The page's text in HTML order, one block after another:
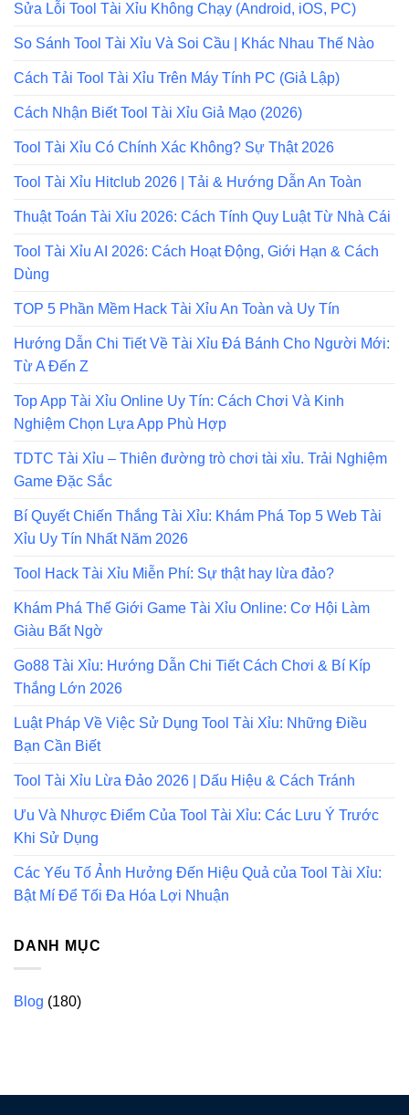
Sửa Lỗi Tool Tài Xỉu Không Chạy (Android, iOS, PC)
So Sánh Tool Tài Xỉu Và Soi Cầu | Khác Nhau Thế Nào
Cách Tải Tool Tài Xỉu Trên Máy Tính PC (Giả Lập)
Cách Nhận Biết Tool Tài Xỉu Giả Mạo (2026)
Tool Tài Xỉu Có Chính Xác Không? Sự Thật 2026
Tool Tài Xỉu Hitclub 2026 | Tải & Hướng Dẫn An Toàn
Thuật Toán Tài Xỉu 2026: Cách Tính Quy Luật Từ Nhà Cái
Tool Tài Xỉu AI 2026: Cách Hoạt Động, Giới Hạn & Cách
Dùng
TOP 5 Phần Mềm Hack Tài Xỉu An Toàn và Uy Tín
Hướng Dẫn Chi Tiết Về Tài Xỉu Đá Bánh Cho Người Mới:
Từ A Đến Z
Top App Tài Xỉu Online Uy Tín: Cách Chơi Và Kinh
Nghiệm Chọn Lựa App Phù Hợp
TDTC Tài Xỉu – Thiên đường trò chơi tài xỉu. Trải Nghiệm
Game Đặc Sắc
Bí Quyết Chiến Thắng Tài Xỉu: Khám Phá Top 5 Web Tài
Xỉu Uy Tín Nhất Năm 2026
Tool Hack Tài Xỉu Miễn Phí: Sự thật hay lừa đảo?
Khám Phá Thế Giới Game Tài Xỉu Online: Cơ Hội Làm
Giàu Bất Ngờ
Go88 Tài Xỉu: Hướng Dẫn Chi Tiết Cách Chơi & Bí Kíp
Thắng Lớn 2026
Luật Pháp Về Việc Sử Dụng Tool Tài Xỉu: Những Điều
Bạn Cần Biết
Tool Tài Xỉu Lừa Đảo 2026 | Dấu Hiệu & Cách Tránh
Ưu Và Nhược Điểm Của Tool Tài Xỉu: Các Lưu Ý Trước
Khi Sử Dụng
Các Yếu Tố Ảnh Hưởng Đến Hiệu Quả của Tool Tài Xỉu:
Bật Mí Để Tối Đa Hóa Lợi Nhuận
DANH MỤC
Blog (180)